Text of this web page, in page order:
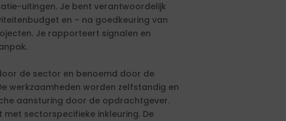
uitingen. Je bent verantwoordelijk
en – na goedkeuring van
Je rapporteert signalen en
de sector en benoemd door de
werkzaamheden worden zelfstandig en
aansturing door de opdrachtgever.
sectorspecifieke inkleuring. De